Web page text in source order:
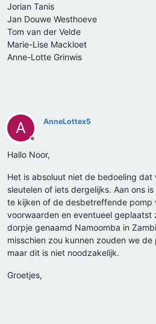
Jorian Tanis
Jan Douwe Westhoeve
Tom van der Velde
Marie-Lise Mackloet
Anne-Lotte Grinwis
A
Offline
AnneLottex5
Hallo Noor,
Het is absoluut niet de bedoeling dat
sleutelen of iets dergelijks. Aan ons
te kijken of de desbetreffende pomp
voorwaarden en eventueel geplaatst
dorpje genaamd Namoomba in
misschien zou kunnen zouden we
maar dit is niet noodzakelijk.
Groetjes,